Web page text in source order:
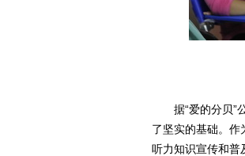
据“爱的分贝”公
了坚实的基础。作
听力知识宣传和普